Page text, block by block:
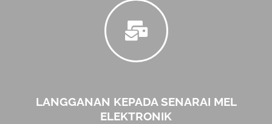
LANGGANAN KEPADA SENARAI MEL
ELEKTRONIK